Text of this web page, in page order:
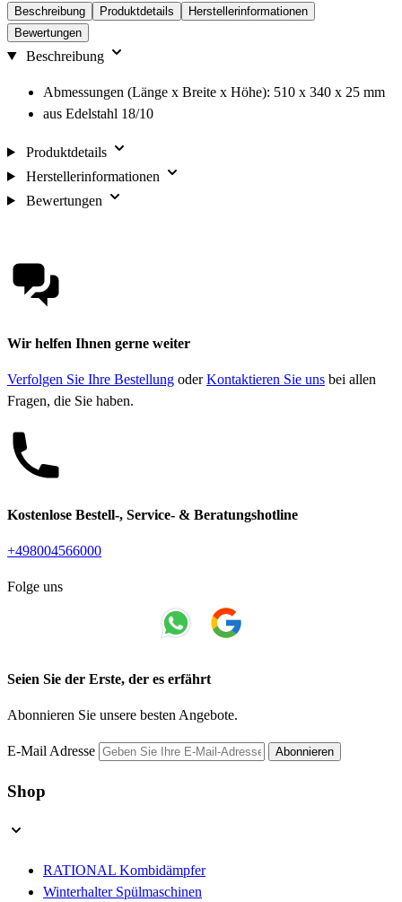
Beschreibung Produktdetails
Herstellerinformationen
Bewertungen
Beschreibung
Abmessungen (Länge x Breite x Höhe): 510 x 340 x 25 mm
aus Edelstahl 18/10
Produktdetails
Herstellerinformationen
Bewertungen
Wir helfen Ihnen gerne weiter
Verfolgen Sie Ihre Bestellung oderKontaktieren Sie uns bei allen
Fragen, die Sie haben.
Kostenlose Bestell-, Service- & Beratungshotline
+498004566000
Folge uns
Seien Sie der Erste, der es erfährt
Abonnieren Sie unsere besten Angebote.
E-Mail Adresse Abonnieren
Shop
RATIONAL Kombidämpfer
Winterhalter Spülmaschinen